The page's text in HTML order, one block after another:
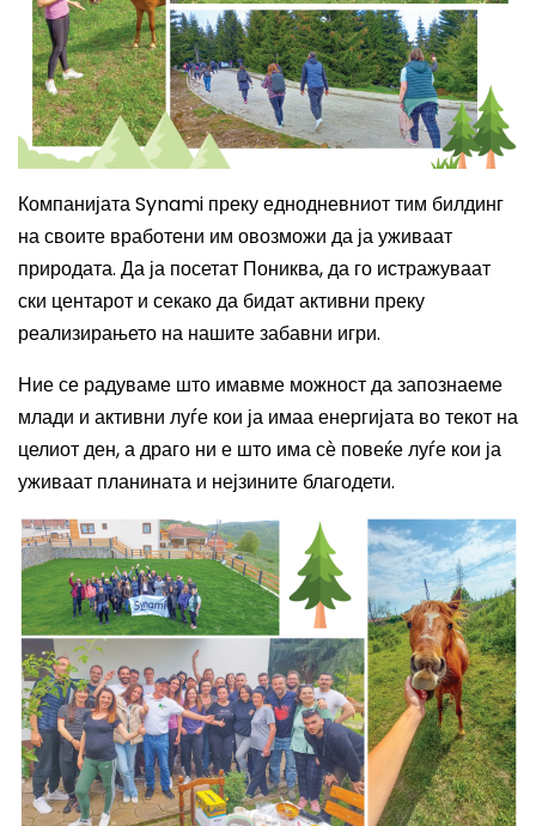
Компанијата Synami преку еднодневниот тим билдинг
на своите вработени им овозможи да ја уживаат
природата. Да ја посетат Пониква, да го истражуваат
ски центарот и секако да бидат активни преку
реализирањето на нашите забавни игри.
Ние се радуваме што имавме можност да запознаеме
млади и активни луѓе кои ја имаа енергијата во текот на
целиот ден, а драго ни е што има сѐ повеќе луѓе кои ја
уживаат планината и нејзините благодети.